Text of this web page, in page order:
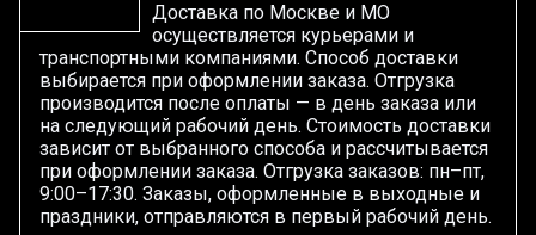
Доставка по Москве и МО
осуществляется курьерами и
транспортными компаниями. Способ доставки
выбирается при оформлении заказа. Отгрузка
производится после оплаты — в день заказа или
на следующий рабочий день. Стоимость доставки
зависит от выбранного способа и рассчитывается
при оформлении заказа. Отгрузка заказов: пн–пт,
9:00–17:30. Заказы, оформленные в выходные и
праздники, отправляются в первый рабочий день.